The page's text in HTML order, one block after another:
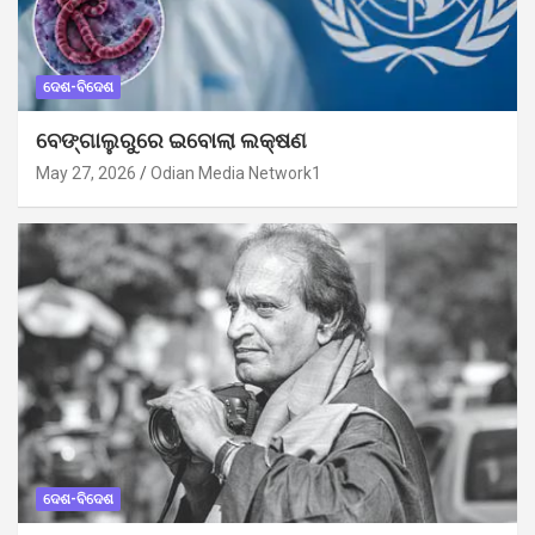
ଦେଶ-ବିଦେଶ
ବେଙ୍ଗାଲୁରୁରେ ଇବୋଲା ଲକ୍ଷଣ
May 27, 2026 Odian Media Network1
ଦେଶ-ବିଦେଶ